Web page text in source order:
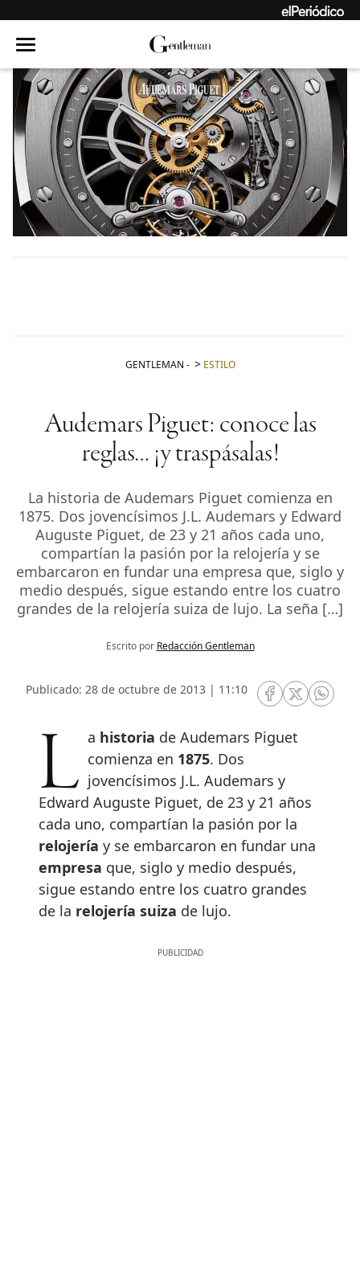
GENTLEMAN - ESTILO
Audemars Piguet: conoce las
reglas… ¡y traspásalas!
La historia de Audemars Piguet comienza en
1875. Dos jovencísimos J.L. Audemars y Edward
Auguste Piguet, de 23 y 21 años cada uno,
compartían la pasión por la relojería y se
embarcaron en fundar una empresa que, siglo y
medio después, sigue estando entre los cuatro
grandes de la relojería suiza de lujo. La seña […]
Escrito por Redacción Gentleman
Publicado: 28 de octubre de 2013 | 11:10
RRSS Facebook
RRSSRRSS
La historia de Audemars Piguet
comienza en 1875. Dos
jovencísimos J.L. Audemars y
Edward Auguste Piguet, de 23 y 21 años
cada uno, compartían la pasión por la
relojería y se embarcaron en fundar una
empresa que, siglo y medio después,
sigue estando entre los cuatro grandes
de la relojería suiza de lujo.